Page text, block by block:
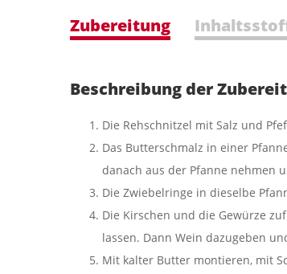
Zubereitung
Beschreibung der
Die Rehschnitzel mit Salz und
Das Butterschmalz in einer
danach aus der Pfanne nehmen
Die Zwiebelringe in dieselbe
Die Kirschen und die Gewürze
lassen. Dann Wein dazugeben
Mit kalter Butter montieren, mit